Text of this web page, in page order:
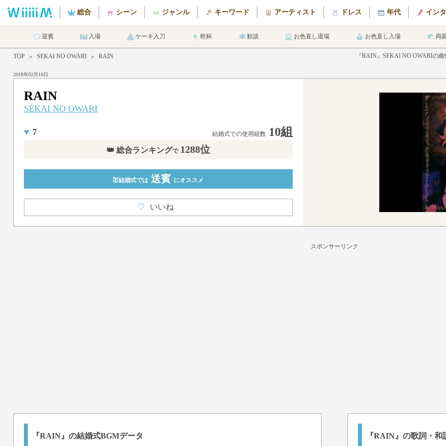
総合 シーン ジャンル キーワード アーティスト ドレス 年代 イン
迎賓 入場 ケーキ入刀 乾杯 歓談 お色直し退場 お色直し入場 両
TOP ＞ SEKAI NO OWARI ＞ RAIN
2018年02月16日
『RAIN』SEKAI NO OWARIの
RAIN
SEKAI NO OWARI
♥ 7 結婚式での使用組数 10組
👑 総合ランキングで 1288位
💒結婚式では 送賓 にオススメ
♡ いいね
スポンサーリンク
『RAIN』の結婚式BGMデータ 『RAIN』の歌詞・和